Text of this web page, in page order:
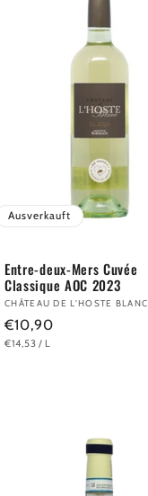
Ausverkauft
Entre-deux-Mers Cuvée
Classique AOC 2023
Anbieter:
CHÂTEAU DE L'HOSTE BLANC
Normaler
Preis
€10,90
GRUNDPREIS
€14,53 / PRO
L